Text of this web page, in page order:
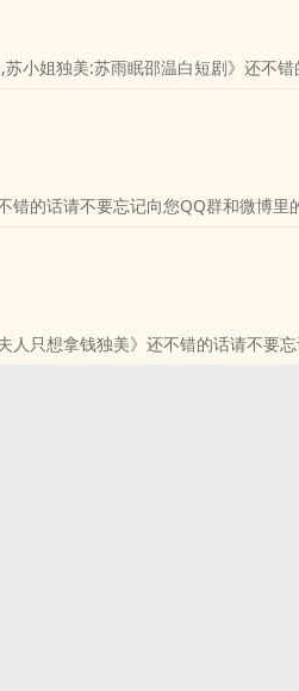
小姐独美:苏雨眠邵温白短剧》还不错
错的话请不要忘记向您QQ群和微博里
只想拿钱独美》还不错的话请不要忘